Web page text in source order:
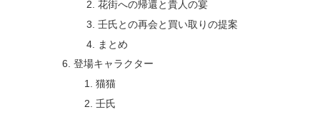
花街への帰還と貴人の宴
壬氏との再会と買い取りの提案
まとめ
登場キャラクター
猫猫
壬氏